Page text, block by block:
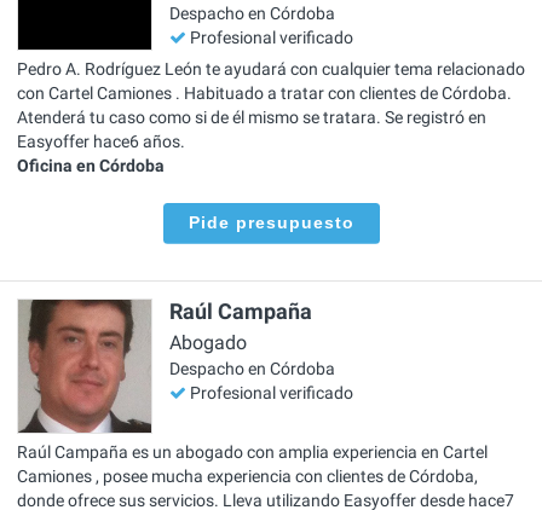
Despacho en Córdoba
Profesional verificado
Pedro A. Rodríguez León te ayudará con cualquier tema relacionado
con Cartel Camiones . Habituado a tratar con clientes de Córdoba.
Atenderá tu caso como si de él mismo se tratara. Se registró en
Easyoffer hace6 años.
Oficina en Córdoba
Pide presupuesto
Raúl Campaña
Abogado
Despacho en Córdoba
Profesional verificado
Raúl Campaña es un abogado con amplia experiencia en Cartel
Camiones , posee mucha experiencia con clientes de Córdoba,
donde ofrece sus servicios. Lleva utilizando Easyoffer desde hace7